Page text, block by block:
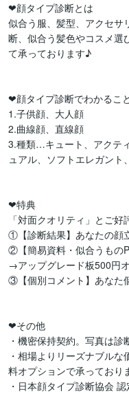
❤顔タイプ診断とは
似合う服、髪型、アクセサ
断、似合う髪色やコスメ選
て承っております♪
❤顔タイプ診断でわかること
1.子供顔、大人顔
2.曲線顔、直線顔
3.種類…キュート、アクテ
ュアル、ソフトエレガン
❤特典
「対面クオリティ」とご好
①【診断結果】あなたの顔
②【簡易資料・似合うもの
→アップグレード板500円
③【個別コメント】あなた
❤その他
・機密保持契約。写真は診
・相場よりリーズナブル
料オプションで承っており
・日本顔タイプ診断協会 認